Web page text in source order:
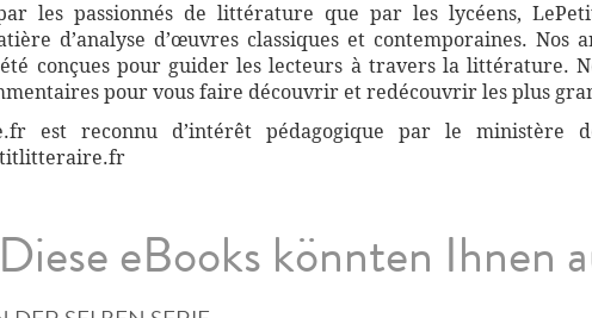
les passionnés de littérature que par les lycéens,
d’analyse d’œuvres classiques et contemporaines. Nos
conçues pour guider les lecteurs à travers la littérature.
pour vous faire découvrir et redécouvrir les plus
est reconnu d’intérêt pédagogique par le ministère
Diese eBooks könnten Ihnen